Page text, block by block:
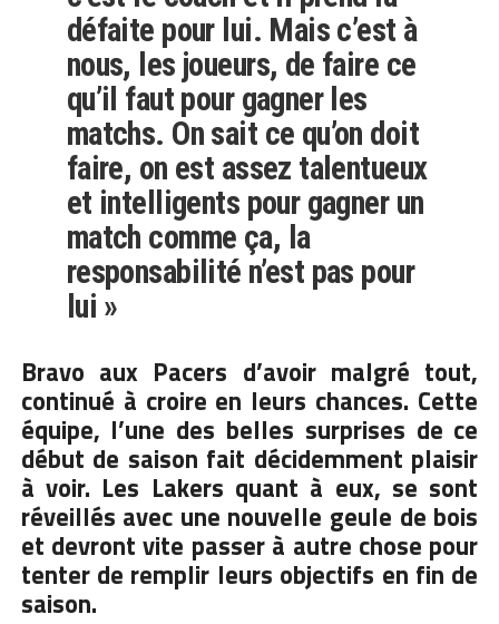
défaite pour lui. Mais c’est à
nous, les joueurs, de faire ce
qu’il faut pour gagner les
matchs. On sait ce qu’on doit
faire, on est assez talentueux
et intelligents pour gagner un
match comme ça, la
responsabilité n’est pas pour
lui »
Bravo aux Pacers d’avoir malgré tout,
continué à croire en leurs chances. Cette
équipe, l’une des belles surprises de ce
début de saison fait décidemment plaisir
à voir. Les Lakers quant à eux, se sont
réveillés avec une nouvelle geule de bois
et devront vite passer à autre chose pour
tenter de remplir leurs objectifs en fin de
saison.